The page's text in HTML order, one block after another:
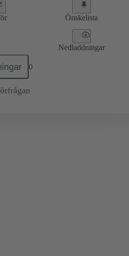
Önskelista
Nedladdningar
0